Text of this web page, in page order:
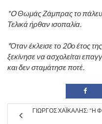
*O Θωμάς Ζάμπρας το
Τελικά ήρθαν ισοπαλία.
*Όταν έκλεισε το 20ο έτος
ξεκίνησε να ασχολείται
και δεν σταμάτησε ποτέ.
ΓΙΏΡΓΟΣ ΧΑΪΚΆΛΗΣ: